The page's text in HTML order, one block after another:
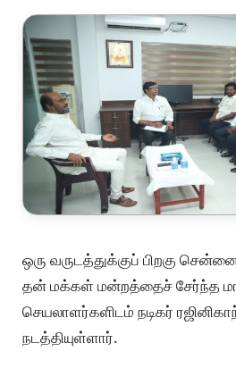
ஒரு வருடத்துக்குப் பிறகு
தன் மக்கள் மன்றத்தைச் சேர்ந்த
செயலாளர்களிடம் நடிகர்
நடத்தியுள்ளார்.